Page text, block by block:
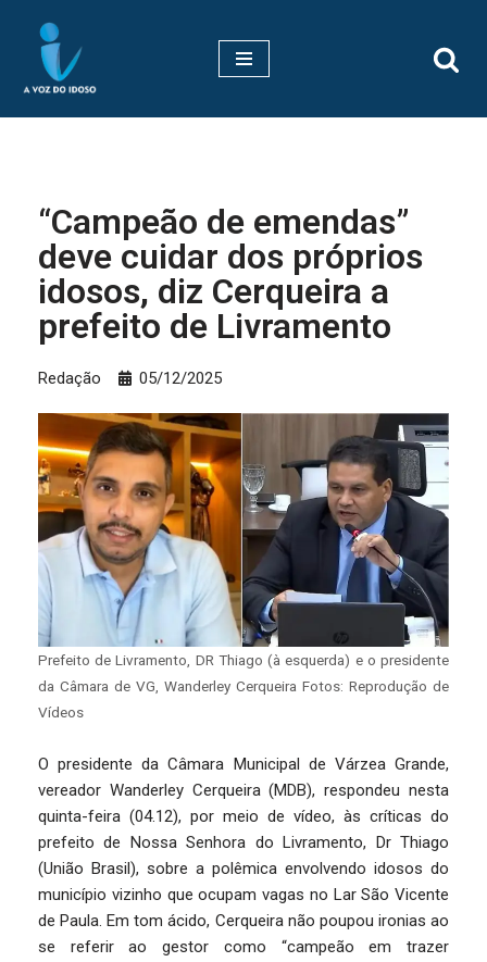
Pular
para
“Campeão de emendas”
deve cuidar dos próprios
idosos, diz Cerqueira a
prefeito de Livramento
Redação 05/12/2025
Prefeito de Livramento, DR Thiago (à esquerda) e o presidente
da Câmara de VG, Wanderley Cerqueira Fotos: Reprodução de
Vídeos
O presidente da Câmara Municipal de Várzea Grande,
vereador Wanderley Cerqueira (MDB), respondeu nesta
quinta-feira (04.12), por meio de vídeo, às críticas do
prefeito de Nossa Senhora do Livramento, Dr Thiago
(União Brasil), sobre a polêmica envolvendo idosos do
município vizinho que ocupam vagas no Lar São Vicente
de Paula. Em tom ácido, Cerqueira não poupou ironias ao
se referir ao gestor como “campeão em trazer